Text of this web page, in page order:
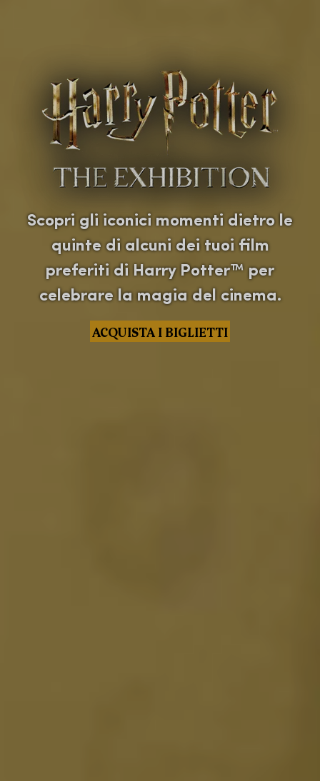
Scopri gli iconici momenti dietro le
quinte di alcuni dei tuoi film
preferiti di Harry Potter™ per
celebrare la magia del cinema.
ACQUISTA I BIGLIETTI